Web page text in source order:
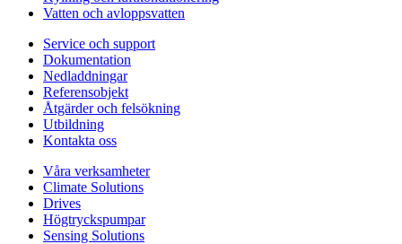
Vatten och avloppsvatten
Service och support
Dokumentation
Nedladdningar
Referensobjekt
Åtgärder och felsökning
Utbildning
Kontakta oss
Våra verksamheter
Climate Solutions
Drives
Högtryckspumpar
Sensing Solutions